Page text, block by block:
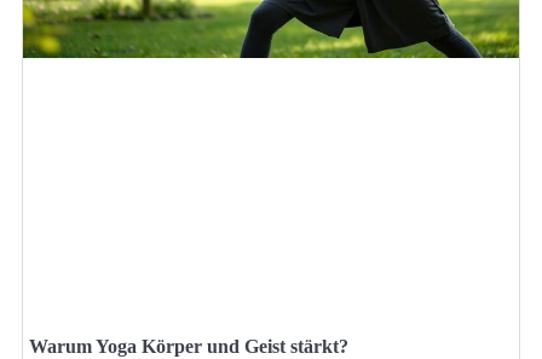
Warum Yoga Körper und Geist stärkt?